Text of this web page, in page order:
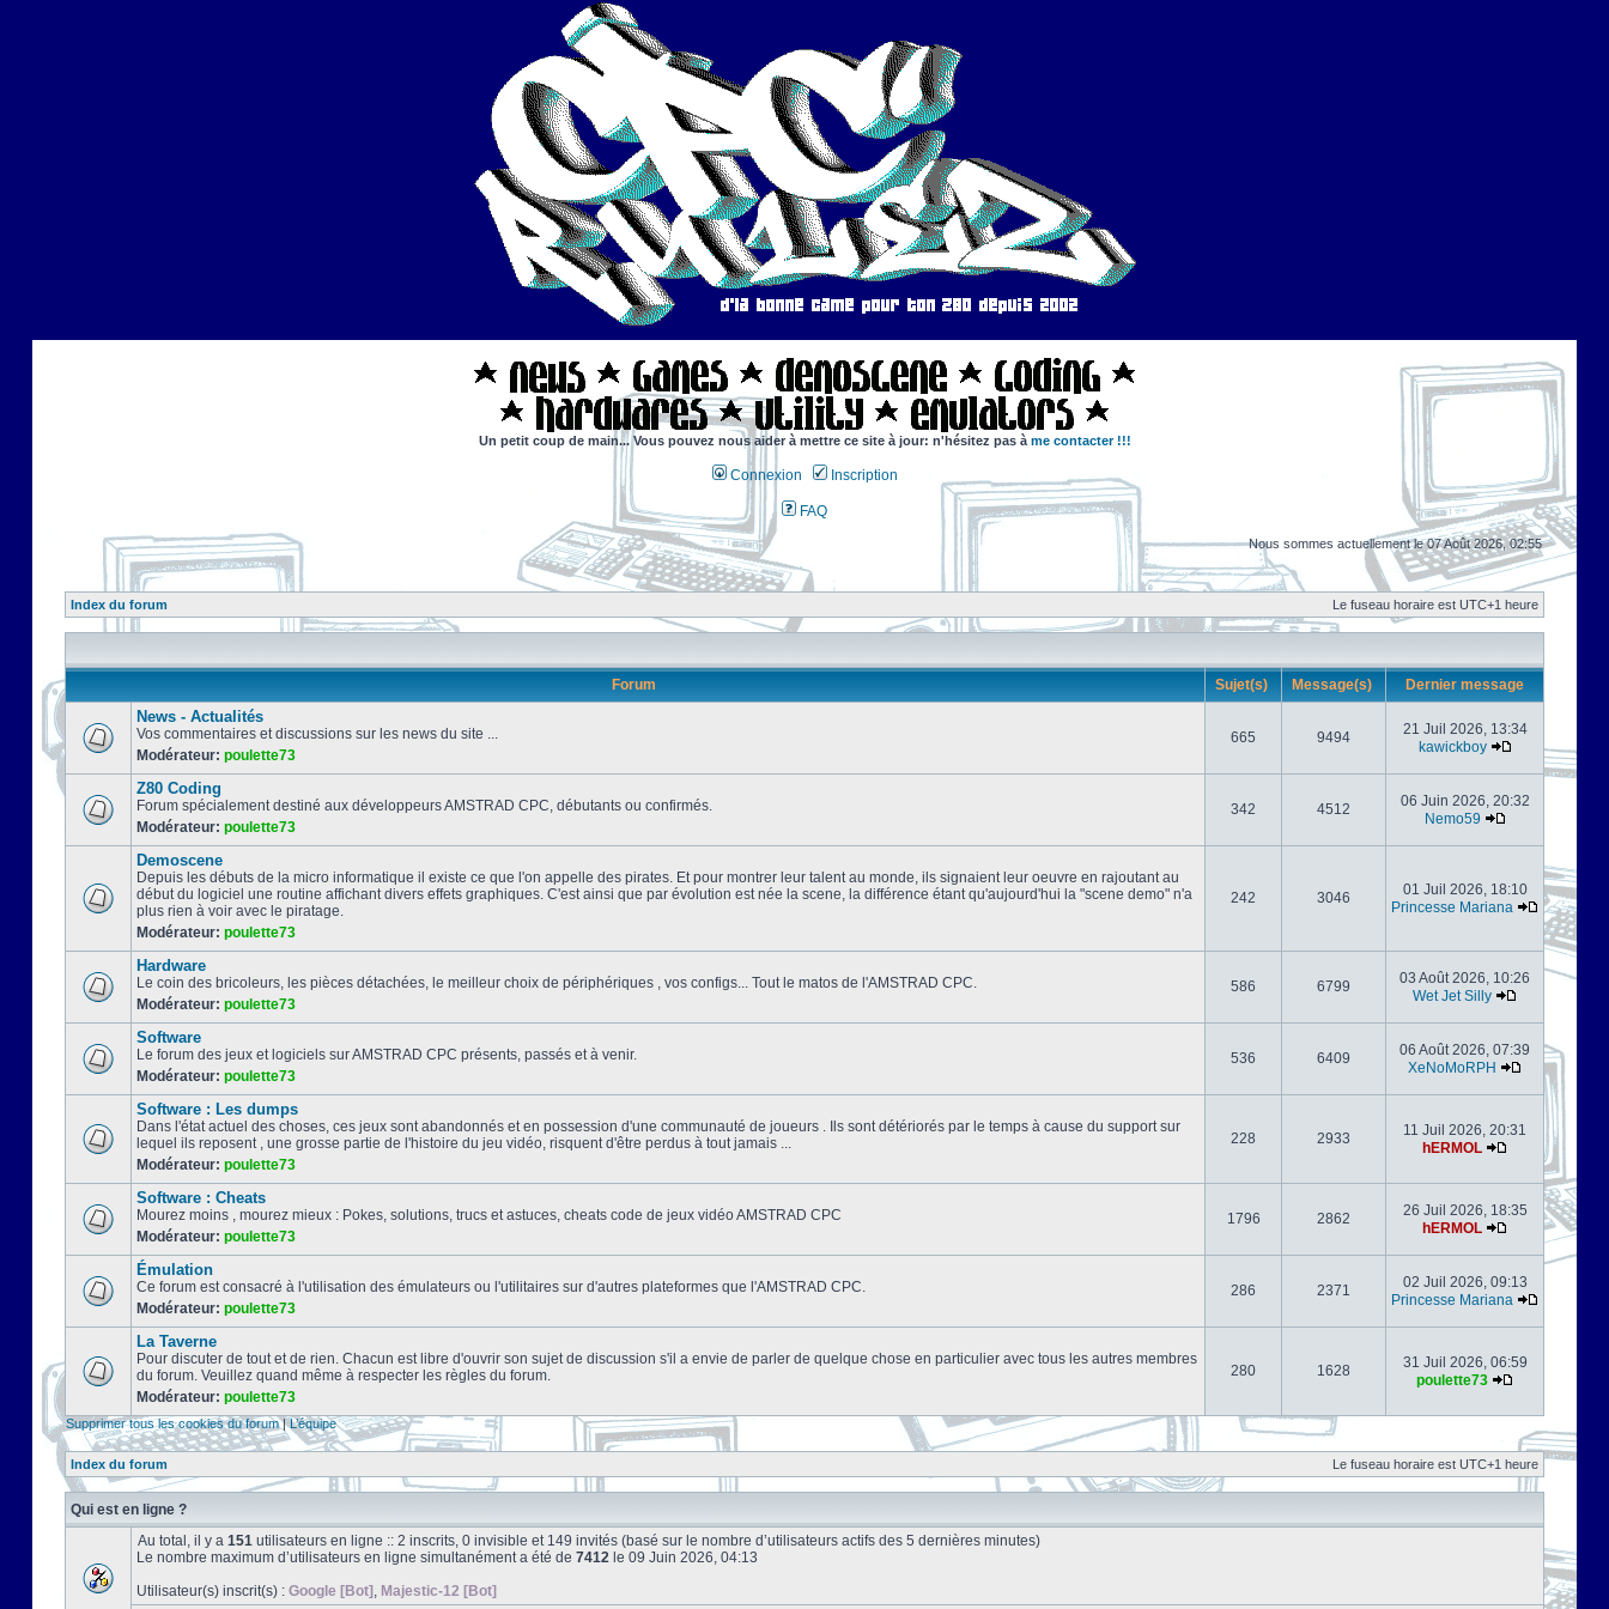
Un petit coup de main... Vous pouvez nous aider à mettre ce site à jour: n'hésitez pas à me contacter !!!
Connexion Inscription
FAQ
Nous sommes actuellement le 07 Août 2026, 02:55
Index du forum Le fuseau horaire est UTC+1 heure
Forum Sujet(s) Message(s) Dernier message
News - Actualités
Vos commentaires et discussions sur les news du site ...
Modérateur: poulette73
665 9494
21 Juil 2026, 13:34
kawickboy
Z80 Coding
Forum spécialement destiné aux développeurs AMSTRAD CPC, débutants ou confirmés.
Modérateur: poulette73
342 4512
06 Juin 2026, 20:32
Nemo59
Demoscene
Depuis les débuts de la micro informatique il existe ce que l'on appelle des pirates. Et pour montrer leur talent au monde, ils signaient leur oeuvre en rajoutant au
début du logiciel une routine affichant divers effets graphiques. C'est ainsi que par évolution est née la scene, la différence étant qu'aujourd'hui la "scene demo" n'a
plus rien à voir avec le piratage.
Modérateur: poulette73
242 3046
01 Juil 2026, 18:10
Princesse Mariana
Hardware
Le coin des bricoleurs, les pièces détachées, le meilleur choix de périphériques , vos configs... Tout le matos de l'AMSTRAD CPC.
Modérateur: poulette73
586 6799
03 Août 2026, 10:26
Wet Jet Silly
Software
Le forum des jeux et logiciels sur AMSTRAD CPC présents, passés et à venir.
Modérateur: poulette73
536 6409
06 Août 2026, 07:39
XeNoMoRPH
Software : Les dumps
Dans l'état actuel des choses, ces jeux sont abandonnés et en possession d'une communauté de joueurs . Ils sont détériorés par le temps à cause du support sur
lequel ils reposent , une grosse partie de l'histoire du jeu vidéo, risquent d'être perdus à tout jamais ...
Modérateur: poulette73
228 2933
11 Juil 2026, 20:31
hERMOL
Software : Cheats
Mourez moins , mourez mieux : Pokes, solutions, trucs et astuces, cheats code de jeux vidéo AMSTRAD CPC
Modérateur: poulette73
1796 2862
26 Juil 2026, 18:35
hERMOL
Émulation
Ce forum est consacré à l'utilisation des émulateurs ou l'utilitaires sur d'autres plateformes que l'AMSTRAD CPC.
Modérateur: poulette73
286 2371
02 Juil 2026, 09:13
Princesse Mariana
La Taverne
Pour discuter de tout et de rien. Chacun est libre d'ouvrir son sujet de discussion s'il a envie de parler de quelque chose en particulier avec tous les autres membres
du forum. Veuillez quand même à respecter les règles du forum.
Modérateur: poulette73
280 1628
31 Juil 2026, 06:59
poulette73
Supprimer tous les cookies du forum|L’équipe
Index du forum Le fuseau horaire est UTC+1 heure
Qui est en ligne ?
Au total, il y a 151 utilisateurs en ligne :: 2 inscrits, 0 invisible et 149 invités (basé sur le nombre d’utilisateurs actifs des 5 dernières minutes)
Le nombre maximum d’utilisateurs en ligne simultanément a été de 7412 le 09 Juin 2026, 04:13
Utilisateur(s) inscrit(s) : Google [Bot] , Majestic-12 [Bot]